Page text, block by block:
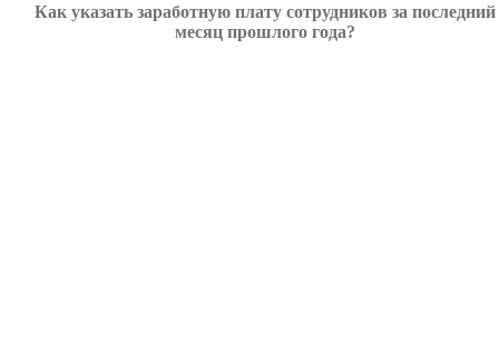
Как указать заработную плату сотрудников за последний
месяц прошлого года?